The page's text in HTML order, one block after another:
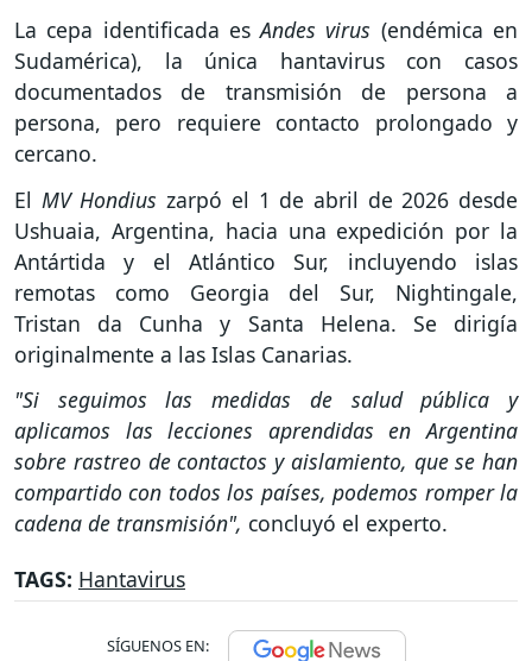
La cepa identificada esAndes virus (endémica en
Sudamérica), la única hantavirus con casos
documentados de transmisión de persona a
persona, pero requiere contacto prolongado y
cercano.
El MV Hondius zarpó el 1 de abril de 2026 desde
Ushuaia, Argentina, hacia una expedición por la
Antártida y el Atlántico Sur, incluyendo islas
remotas como Georgia del Sur, Nightingale,
Tristan da Cunha y Santa Helena. Se dirigía
originalmente a las Islas Canarias.
"Si seguimos las medidas de salud pública y
aplicamos las lecciones aprendidas en Argentina
sobre rastreo de contactos y aislamiento, que se han
compartido con todos los países, podemos romper la
cadena de transmisión", concluyó el experto.
TAGS: Hantavirus
SÍGUENOS EN: